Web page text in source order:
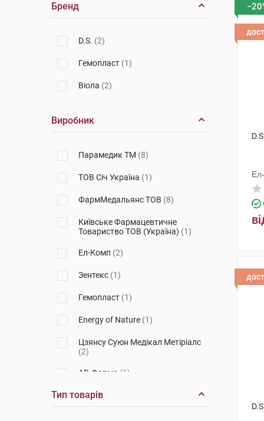
Бренд
D.S. (2)
Гемопласт (1)
Віола (2)
Виробник
Парамедик ТМ (8)
ТОВ Січ Україна (1)
ФармМедальянс ТОВ (8)
Київське Фармацевтичне
Товариство ТОВ (Україна) (1)
Ел-Комп (2)
Зентекс (1)
Гемопласт (1)
Energy of Nature (1)
Цзянсу Суюн Медікал Метіріалс
(2)
АВ-Фарма (1)
Віола(2)
Тип товарів